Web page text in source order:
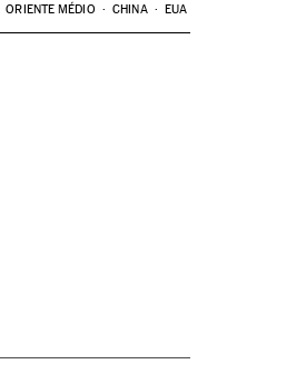
ORIENTE MÉDIO CHINA EUA